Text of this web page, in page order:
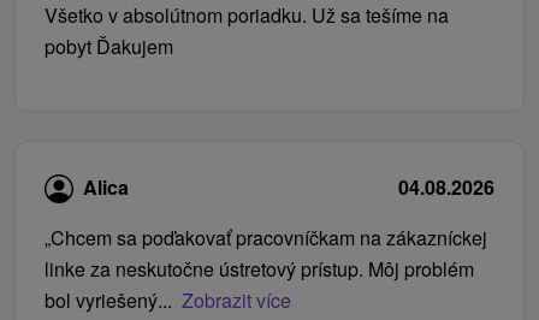
Všetko v absolútnom poriadku. Už sa tešíme na
pobyt Ďakujem
Alica
04.08.2026
„Chcem sa poďakovať pracovníčkam na zákazníckej
linke za neskutočne ústretový prístup. Môj problém
bol vyriešený... Zobrazit více